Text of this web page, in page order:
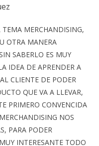
TEMA MERCHANDISING,
OTRA MANERA
SABERLO ES MUY
IDEA DE APRENDER A
CLIENTE DE PODER
QUE VA A LLEVAR,
PRIMERO CONVENCIDA
NOS
PARA PODER
INTERESANTE TODO